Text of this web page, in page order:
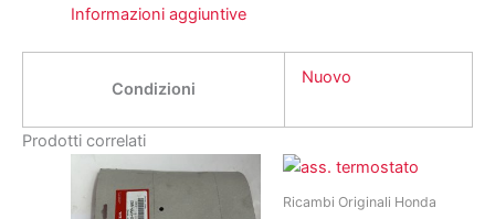
Informazioni aggiuntive
Condizioni
Nuovo
Prodotti correlati
Ricambi Originali Honda